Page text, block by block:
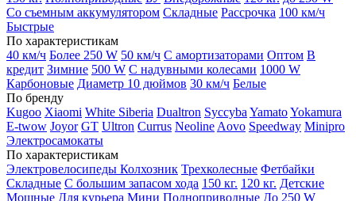
Со съемным аккумулятором Складные Рассрочка 100 км/ч
Быстрые
По характеристикам
40 км/ч Более 250 W 50 км/ч С амортизаторами Оптом В
кредит Зимние 500 W С надувными колесами 1000 W
Карбоновые Диаметр 10 дюймов 30 км/ч Белые
По бренду
Kugoo Xiaomi White Siberia Dualtron Syccyba YamatoYokamura
E-twow Joyor GT Ultron Currus Neoline Aovo Speedway Minipro
Электросамокаты
По характеристикам
Электровелосипеды Колхозник Трехколесные Фетбайки
Складные С большим запасом хода 150 кг. 120 кг. Детские
Мощные Для курьера Мини Полноприводные До 250 W